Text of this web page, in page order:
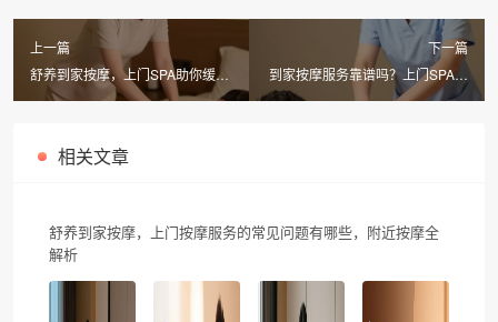
上一篇
舒养到家按摩，上门SPA助你缓解
疲劳，同城男士按摩轻松享
下一篇
到家按摩服务靠谱吗？上门SPA是
正规的还是不正规的？
相关文章
舒养到家按摩，上门按摩服务的常见问题有哪些，附近按摩全
解析